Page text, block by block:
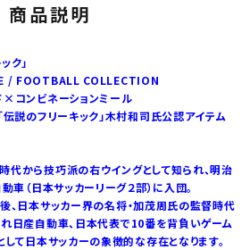
商品説明
ク」
/ FOOTBALL COLLECTION
×コンビネーションミール
説のフリーキック」木村和司氏公認アイテム
から技巧派の右ウイングとして知られ、明治
（日本サッカーリーグ２部）に入団。
、日本サッカー界の名将・加茂周氏の監督時代
日産自動車、日本代表で10番を背負いゲーム
して日本サッカーの象徴的な存在となります。